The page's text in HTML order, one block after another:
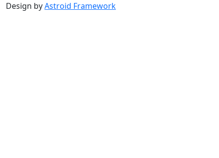
Design byAstroid Framework